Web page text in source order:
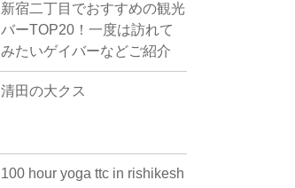
新宿二丁目でおすすめの観光
バーTOP20！一度は訪れて
みたいゲイバーなどご紹介
清田の大クス
100 hour yoga ttc in rishikesh